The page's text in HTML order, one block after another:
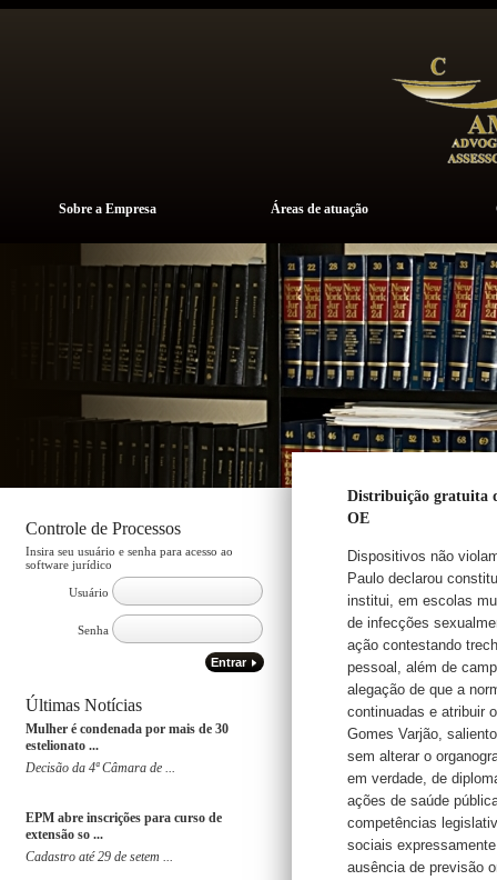
Sobre a Empresa Áreas de atuação
Controle de Processos
Insira seu usuário e senha para acesso ao
software jurídico
Usuário
Senha
Entrar
Últimas Notícias
Mulher é condenada por mais de 30
estelionato ...
Decisão da 4ª Câmara de ...
EPM abre inscrições para curso de
extensão so ...
Cadastro até 29 de setem ...
Distribuição gratuita
OE
Dispositivos não
Paulo declarou
institui, em escolas
de infecções
ação contestando
pessoal, além de
alegação de que a
continuadas e atribuir
Gomes Varjão,
sem alterar o
em verdade, de
ações de saúde
competências
sociais
ausência de previsão